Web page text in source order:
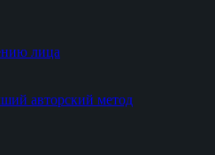
лица
авторский метод